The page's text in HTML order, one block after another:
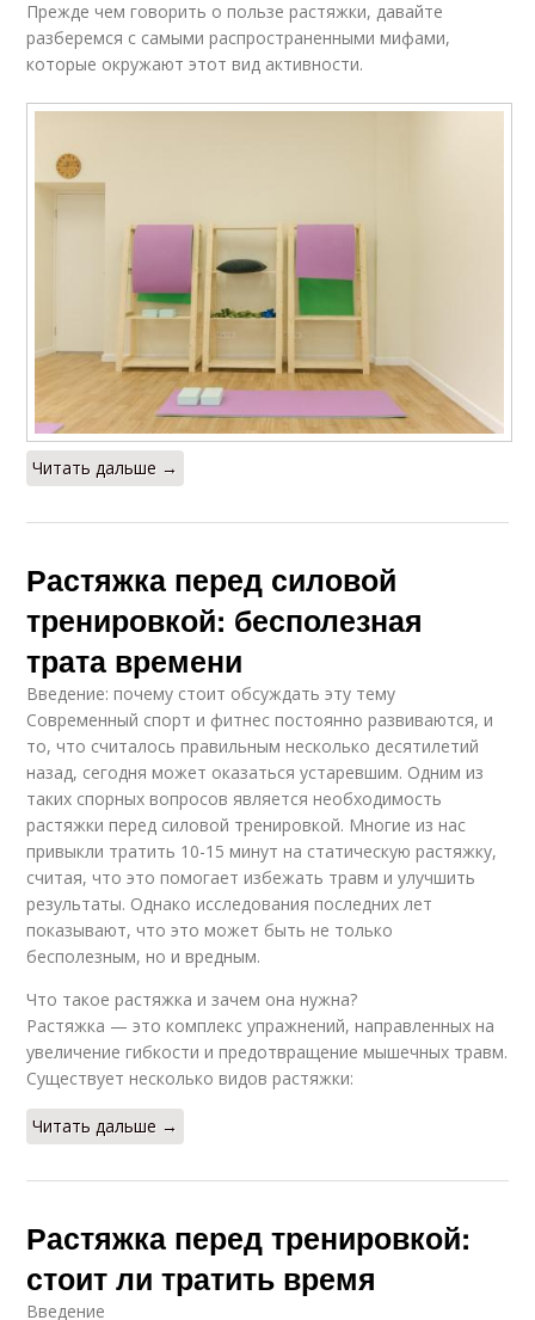
Прежде чем говорить о пользе растяжки, давайте
разберемся с самыми распространенными мифами,
которые окружают этот вид активности.
Читать дальше →
Растяжка перед силовой
тренировкой: бесполезная
трата времени
Введение: почему стоит обсуждать эту тему
Современный спорт и фитнес постоянно развиваются, и
то, что считалось правильным несколько десятилетий
назад, сегодня может оказаться устаревшим. Одним из
таких спорных вопросов является необходимость
растяжки перед силовой тренировкой. Многие из нас
привыкли тратить 10-15 минут на статическую растяжку,
считая, что это помогает избежать травм и улучшить
результаты. Однако исследования последних лет
показывают, что это может быть не только
бесполезным, но и вредным.
Что такое растяжка и зачем она нужна?
Растяжка — это комплекс упражнений, направленных на
увеличение гибкости и предотвращение мышечных травм.
Существует несколько видов растяжки:
Читать дальше →
Растяжка перед тренировкой:
стоит ли тратить время
Введение